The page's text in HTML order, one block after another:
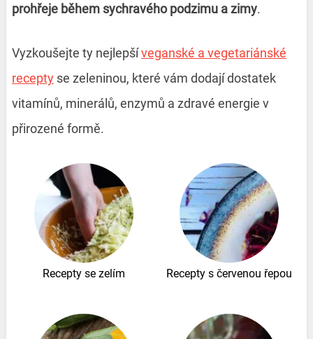
prohřeje během sychravého podzimu a zimy.
Vyzkoušejte ty nejlepšíveganské a vegetariánské
receptyse zeleninou, které vám dodají dostatek
vitamínů, minerálů, enzymů a zdravé energie v
přirozené formě.
Recepty se zelím Recepty s červenou řepou